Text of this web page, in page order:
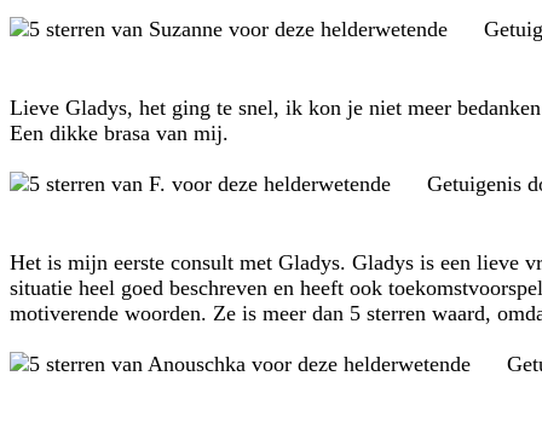
Lieve Gladys, het ging te snel, ik kon je niet meer
Een dikke brasa van mij.
Getuigenis
Het is mijn eerste consult met Gladys. Gladys is een lieve
situatie heel goed beschreven en heeft ook
motiverende woorden. Ze is meer dan 5 sterren waard,